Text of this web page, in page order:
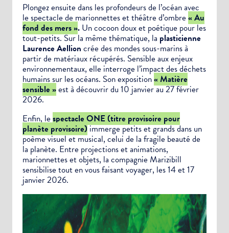
Plongez ensuite dans les profondeurs de l’océan avec
le spectacle de marionnettes et théâtre d’ombre « Au
fond des mers ». Un cocoon doux et poétique pour les
tout-petits. Sur la même thématique, la plasticienne
Laurence Aellion crée des mondes sous-marins à
partir de matériaux récupérés. Sensible aux enjeux
environnementaux, elle interroge l’impact des déchets
humains sur les océans. Son exposition« Matière
sensible »est à découvrir du 10 janvier au 27 février
2026.
Enfin, le spectacle ONE (titre provisoire pour
planète provisoire)immerge petits et grands dans un
poème visuel et musical, celui de la fragile beauté de
la planète. Entre projections et animations,
marionnettes et objets, la compagnie Marizibill
sensibilise tout en vous faisant voyager, les 14 et 17
janvier 2026.
Choisissez votre abonnement :
Alertes Mail
Newsletter Culture
Newsletter Sport et Vie associative